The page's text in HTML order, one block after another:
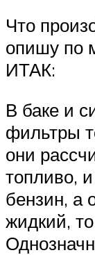
Что
опишу по
ИТАК:
В баке и
фильтры
они
топливо,
бензин, а
жидкий,